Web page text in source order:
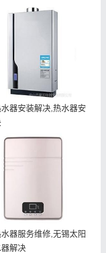
器安装解决,热水器安
器服务维修,无锡太阳
解决